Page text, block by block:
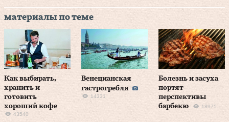
материалы по теме
Как выбирать,
хранить и
готовить
хороший кофе
43540
Венецианская
гастрогребля
14331
Болезнь и засуха
портят
перспективы
барбекю
18975